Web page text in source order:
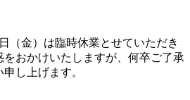
（金）は臨時休業とせていただき
をおかけいたしますが、何卒ご了承
し上げます。